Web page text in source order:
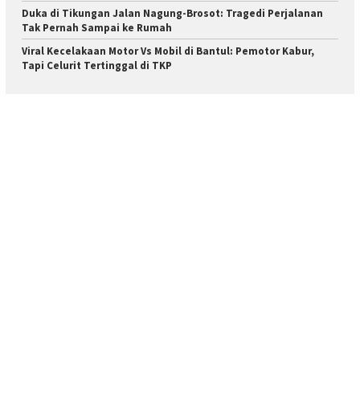
Duka di Tikungan Jalan Nagung-Brosot: Tragedi Perjalanan
Tak Pernah Sampai ke Rumah
Viral Kecelakaan Motor Vs Mobil di Bantul: Pemotor Kabur,
Tapi Celurit Tertinggal di TKP